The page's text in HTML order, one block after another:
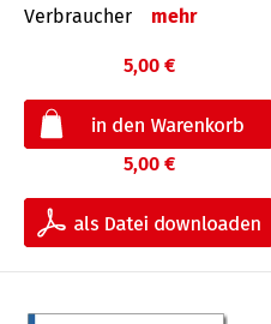
Verbraucher
mehr
5,00 €
5,00 €